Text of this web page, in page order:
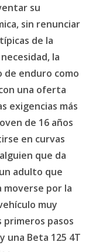
su
sin renunciar
de la
la
de enduro como
una oferta
exigencias más
de 16 años
en curvas
que da
adulto que
moverse por la
muy
pasos
una Beta 125 4T